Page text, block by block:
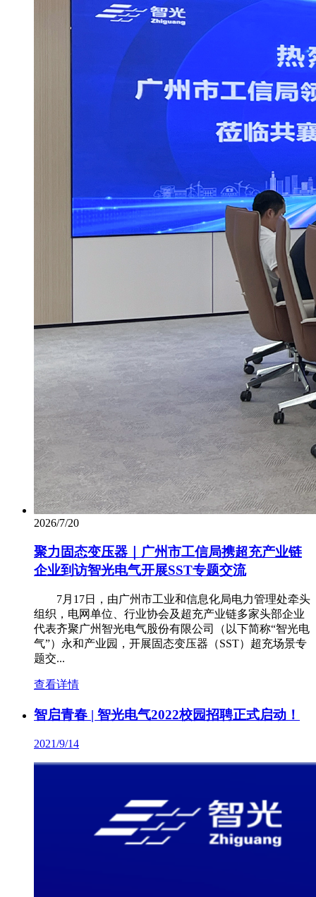
2026/7/20
聚力固态变压器｜广州市工信局携超充产业链
企业到访智光电气开展SST专题交流
7月17日，由广州市工业和信息化局电力管理处牵头
组织，电网单位、行业协会及超充产业链多家头部企业
代表齐聚广州智光电气股份有限公司（以下简称“智光电
气”）永和产业园，开展固态变压器（SST）超充场景专
题交...
查看详情
智启青春 | 智光电气2022校园招聘正式启动！
2021/9/14